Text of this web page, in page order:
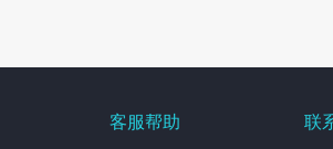
客服帮助 联